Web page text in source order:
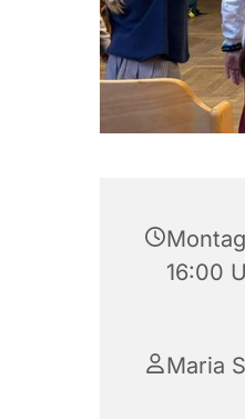
16:00
Maria